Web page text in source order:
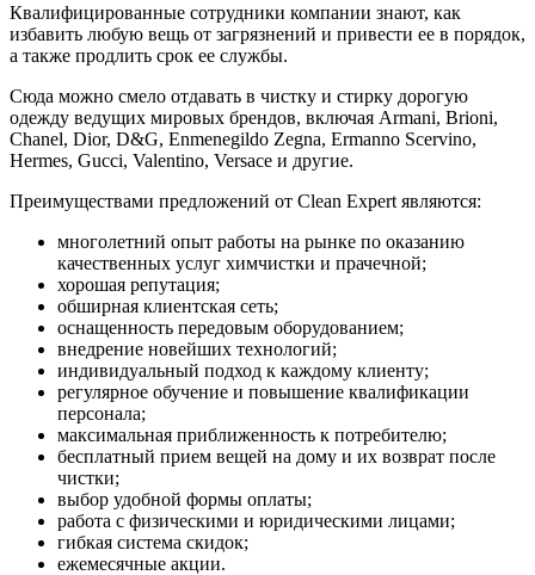
Квалифицированные сотрудники компании знают, как
избавить любую вещь от загрязнений и привести ее в порядок,
а также продлить срок ее службы.
Сюда можно смело отдавать в чистку и стирку дорогую
одежду ведущих мировых брендов, включая Armani, Brioni,
Chanel, Dior, D&G, Enmenegildo Zegna, Ermanno Scervino,
Hermes, Gucci, Valentino, Versace и другие.
Преимуществами предложений от Clean Expert являются:
многолетний опыт работы на рынке по оказанию
качественных услуг химчистки и прачечной;
хорошая репутация;
обширная клиентская сеть;
оснащенность передовым оборудованием;
внедрение новейших технологий;
индивидуальный подход к каждому клиенту;
регулярное обучение и повышение квалификации
персонала;
максимальная приближенность к потребителю;
бесплатный прием вещей на дому и их возврат после
чистки;
выбор удобной формы оплаты;
работа с физическими и юридическими лицами;
гибкая система скидок;
ежемесячные акции.